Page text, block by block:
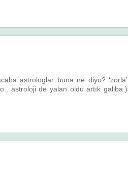
astrologlar buna ne diyo? ‘zorla’
de yalan oldu artık galiba:)